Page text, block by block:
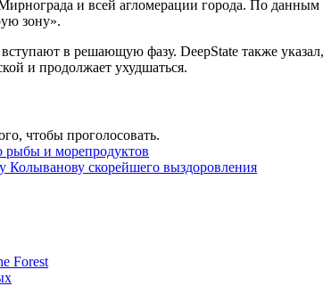
и всей агломерации города. По данным
зону».
в решающую фазу. DeepState также
и продолжает ухудшаться.
чтобы проголосовать.
рыбы и морепродуктов
скорейшего выздоровления
Forest